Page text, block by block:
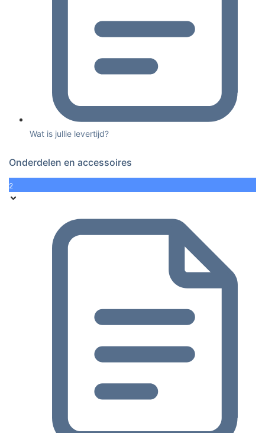
Wat is jullie levertijd?
Onderdelen en accessoires
2